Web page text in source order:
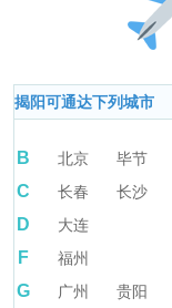
揭阳可通达下列城市
B 北京 毕节
C 长春 长沙
D 大连
F 福州
G 广州 贵阳